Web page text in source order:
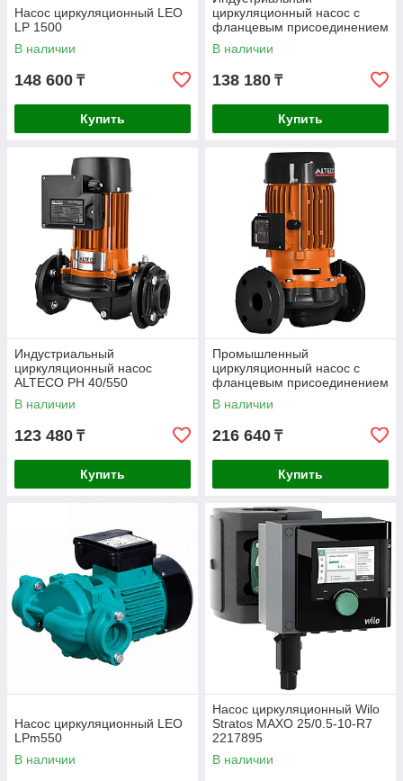
Насос циркуляционный LEO
LP 1500
В наличии
148 600 ₸
Купить
циркуляционный насос с
фланцевым присоединением
ALTECO PH 50/1100 F
В наличии
138 180 ₸
Купить
Индустриальный
циркуляционный насос
ALTECO PH 40/550
В наличии
123 480 ₸
Купить
Промышленный
циркуляционный насос с
фланцевым присоединением
ALTECO PH 50/2200 F
В наличии
216 640 ₸
Купить
Насос циркуляционный LEO
LPm550
В наличии
Насос циркуляционный Wilo
Stratos MAXO 25/0.5-10-R7
2217895
В наличии